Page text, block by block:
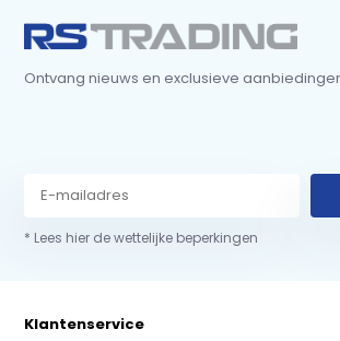
Ontvang nieuws en exclusieve
* Lees hier de wettelijke beperkingen
Klantenservice